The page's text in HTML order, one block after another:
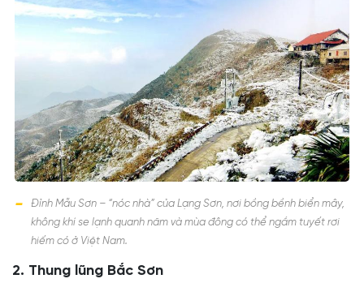
Đỉnh Mẫu Sơn – “nóc nhà” của Lạng Sơn, nơi bồng bềnh biển mây,
không khí se lạnh quanh năm và mùa đông có thể ngắm tuyết rơi
hiếm có ở Việt Nam.
2. Thung lũng Bắc Sơn